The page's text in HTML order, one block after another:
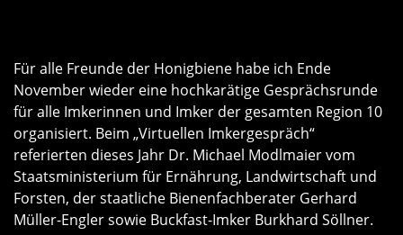
Für alle Freunde der Honigbiene habe ich Ende
November wieder eine hochkarätige Gesprächsrunde
für alle Imkerinnen und Imker der gesamten Region 10
organisiert. Beim „Virtuellen Imkergespräch“
referierten dieses Jahr Dr. Michael Modlmaier vom
Staatsministerium für Ernährung, Landwirtschaft und
Forsten, der staatliche Bienenfachberater Gerhard
Müller-Engler sowie Buckfast-Imker Burkhard Söllner.